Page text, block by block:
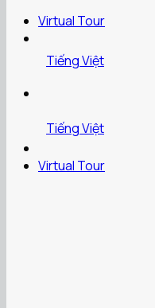
Virtual Tour
Tiếng Việt
Tiếng Việt
Virtual Tour